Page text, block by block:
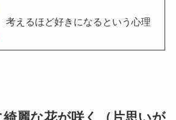
考えるほど好きになるという心理